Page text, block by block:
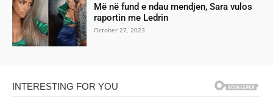
Më në fund e ndau mendjen, Sara vulos
raportin me Ledrin
October 27, 2023